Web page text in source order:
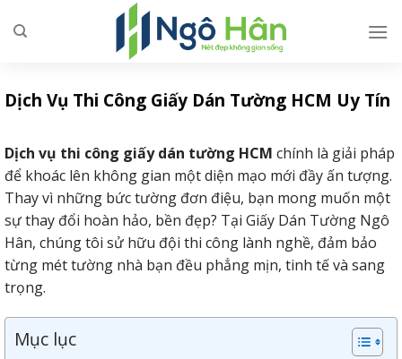
Dịch Vụ Thi Công Giấy Dán Tường HCM Uy Tín
Dịch vụ thi công giấy dán tường HCM chính là giải pháp
để khoác lên không gian một diện mạo mới đầy ấn tượng.
Thay vì những bức tường đơn điệu, bạn mong muốn một
sự thay đổi hoàn hảo, bền đẹp? Tại Giấy Dán Tường Ngô
Hân, chúng tôi sử hữu đội thi công lành nghề, đảm bảo
từng mét tường nhà bạn đều phẳng mịn, tinh tế và sang
trọng.
Mục lục